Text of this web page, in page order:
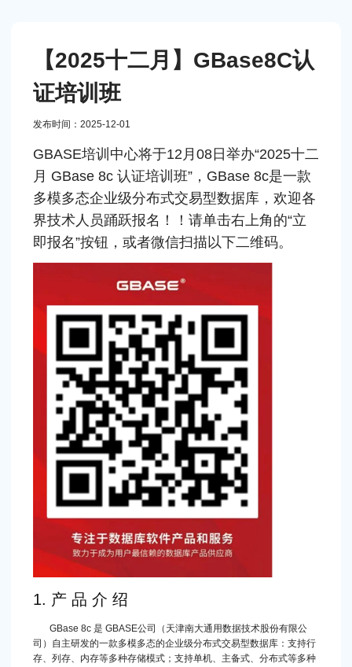
【2025十二月】GBase8C认
证培训班
发布时间：2025-12-01
GBASE培训中心将于12月08日举办“2025十二
月 GBase 8c 认证培训班”，GBase 8c是一款
多模多态企业级分布式交易型数据库，欢迎各
界技术人员踊跃报名！！请单击右上角的“立
即报名”按钮，或者微信扫描以下二维码。
1. 产 品 介 绍
GBase 8c 是 GBASE公司（天津南大通用数据技术股份有限公
司）自主研发的一款多模多态的企业级分布式交易型数据库：支持行
存、列存、内存等多种存储模式；支持单机、主备式、分布式等多种